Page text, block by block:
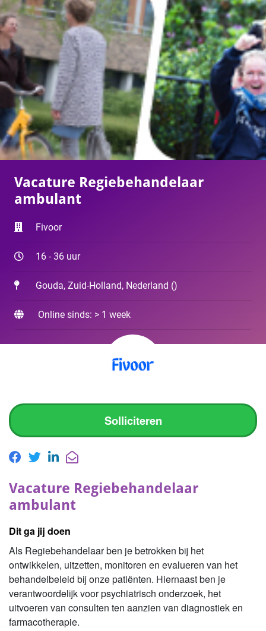
Vacature Regiebehandelaar
ambulant
Fivoor
16 - 36 uur
Gouda, Zuid-Holland, Nederland ()
Online sinds: > 1 week
Solliciteren
Vacature Regiebehandelaar
ambulant
Dit ga jij doen
Als Regiebehandelaar ben je betrokken bij het
ontwikkelen, uitzetten, monitoren en evalueren van het
behandelbeleid bij onze patiënten. Hiernaast ben je
verantwoordelijk voor psychiatrisch onderzoek, het
uitvoeren van consulten ten aanzien van diagnostiek en
farmacotherapie.